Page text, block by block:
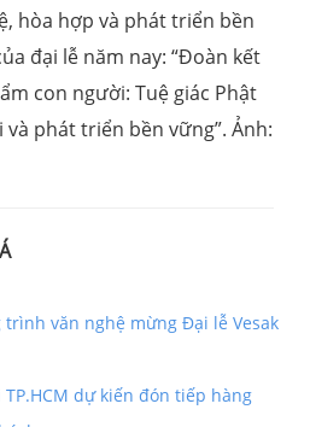
hòa hợp và phát triển bền
đại lễ năm nay: “Đoàn kết
con người: Tuệ giác Phật
phát triển bền vững”. Ảnh:
văn nghệ mừng Đại lễ Vesak
dự kiến đón tiếp hàng